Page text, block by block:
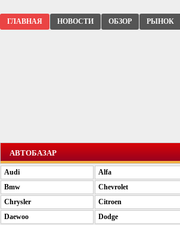
ГЛАВНАЯ НОВОСТИ ОБЗОР РЫНОК
АВТОБАЗАР
Audi
Alfa
Bmw
Chevrolet
Chrysler
Citroen
Daewoo
Dodge